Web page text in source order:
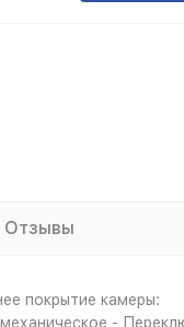
Отзывы
покрытие камеры:
-